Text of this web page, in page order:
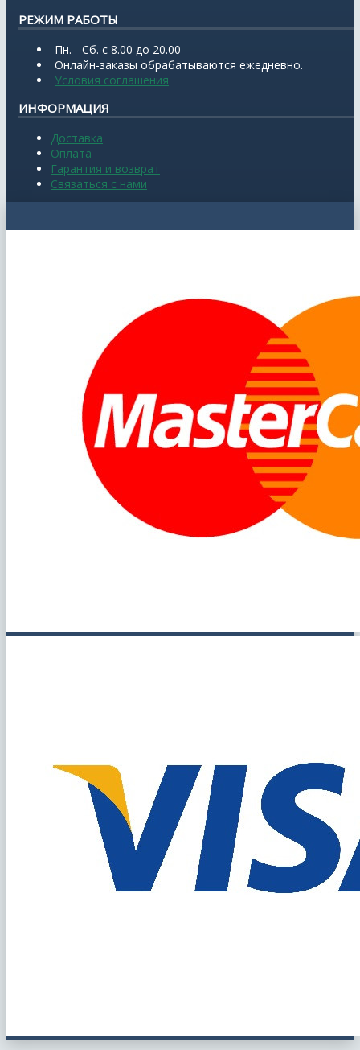
РЕЖИМ РАБОТЫ
Пн. - Сб. с 8.00 до 20.00
Онлайн-заказы обрабатываются ежедневно.
Условия соглашения
ИНФОРМАЦИЯ
Доставка
Оплата
Гарантия и возврат
Связаться с нами